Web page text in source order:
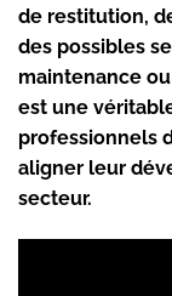
de restitution,
des possibles
maintenance ou
est une
professionnels
aligner leur
secteur.